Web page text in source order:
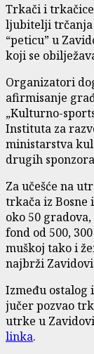
Trkači i
ljubitelji trčanja
“peticu” u
koji se
Organizatori
afirmisanje
„Kulturno-
Instituta za
ministarstva
drugih
Za učešće na
trkača iz
oko 50
fond od 500,
muškoj tako i
najbrži
Između ostalog
jučer pozvao
utrke u
linka.